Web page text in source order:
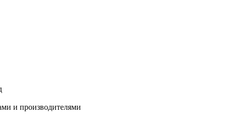
и производителями